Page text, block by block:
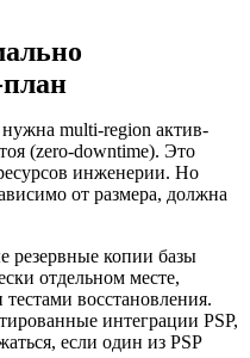
multi-region актив-
(zero-downtime). Это
инженерии. Но
от размера, должна
резервные копии базы
отдельном месте,
восстановления.
интеграции PSP,
если один из PSP